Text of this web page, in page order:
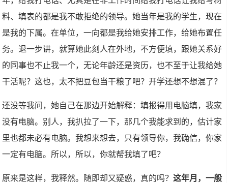
料、填表的都是我不敢拒绝的领导。她当年是我的学生，现在
是我的下属。在单位，一向都是我给她安排工作，给她布置任
务。退一步讲，就算她此刻人在外地，不方便填，跟她关系好
的同事也不止我一个，无论年龄还是资历，也不至于让我给她
干活呢？这也，太不把豆包当干粮了吧？开学还想不想混了？
还没等我问，她自己在那边开始解释：填报得用电脑填，我家
没有电脑。别人，我扒拉了一下，那几个我能求到的，估计家
里也都未必有电脑。我想来想去，只有领导你，我确信，你家
一定有电脑。所以，所以，你就帮我填了吧？
原来是这样，我释然。随即却又疑惑，真的吗？这年月，一般